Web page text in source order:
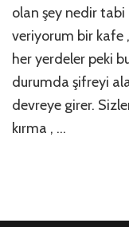
olan şey nedir
veriyorum bir kafe
her yerdeler peki
durumda şifreyi
devreye girer.
kırma , …